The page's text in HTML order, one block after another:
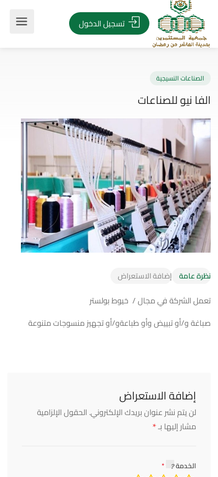
تسجيل الدخول
نيو للصناعات
نظرة عامة إضافة الاستعراض
تعمل الشركة في مجال / خيوط بولستر
صباغة و/أو تبييض وأو طباعةو/أو تجهيز منسوجات متنوعة
إضافة الاستعراض
لن يتم نشر عنوان بريدك الإلكتروني. الحقول الإلزامية
مشار إليها بـ*
الخدمة